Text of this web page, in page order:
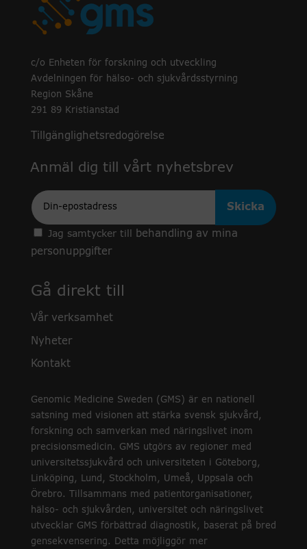
c/o Enheten för forskning och utveckling
Avdelningen för hälso- och sjukvårdsstyrning
Region Skåne
291 89 Kristianstad
Tillgänglighetsredogörelse
Anmäl dig till vårt nyhetsbrev
Epost
Jag samtycker till
behandling av mina
personuppgifter
Gå direkt till
Vår verksamhet
Nyheter
Kontakt
Genomic Medicine Sweden (GMS) är en nationell
satsning med visionen att stärka svensk sjukvård,
forskning och samverkan med näringslivet inom
precisionsmedicin. GMS utgörs av regioner med
universitetssjukvård och universiteten i Göteborg,
Linköping, Lund, Stockholm, Umeå, Uppsala och
Örebro. Tillsammans med patientorganisationer,
hälso- och sjukvården, universitet och näringslivet
utvecklar GMS förbättrad diagnostik, baserat på bred
gensekvensering. Detta möjliggör mer